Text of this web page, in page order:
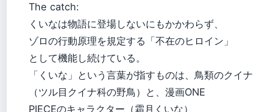
The catch:
くいなは物語に登場しないにもかかわらず、
ゾロの行動原理を規定する「不在のヒロイン」
として機能し続けている。
「くいな」という言葉が指すものは、鳥類のクイナ
（ツル目クイナ科の野鳥）と、漫画ONE
PIECEのキャラクター（霜月くいな）